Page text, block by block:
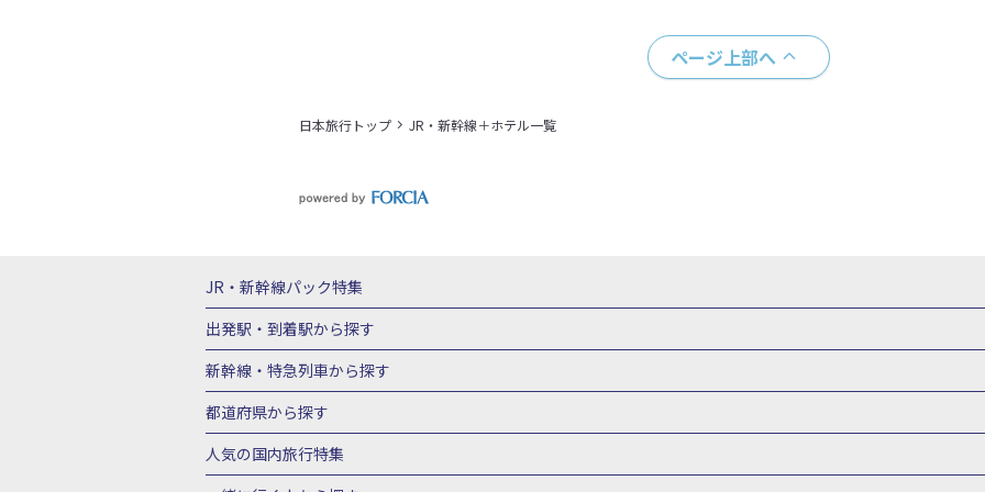
ページ上部へ
日本旅行トップ JR・新幹線＋ホテル一覧
JR・新幹線パック特集
JR・新幹線＋ホテルパック
出発駅・到着駅から探す
秋田⇔東京 新幹線パック
富山⇔東京 新幹線パック
東京→青森 新幹線パック 東京→仙台 新幹線パック 東京 新幹線パック
東京→
東京→新潟 新幹線パック
東京⇔軽井沢 新幹線パック 東京→長野 新幹線パック
東京→名古屋 新幹線パッ
東京→京都 新幹線パック
新幹線・特急列車から探す
北海道新幹線 旅行
上越新幹線 旅行
山陽新幹線 旅行 九州新幹線 旅行 西九州新幹線 旅行 特急サンダーバード 旅行
都道府県から探す
北海道旅行・ツアー
山形旅行・ツアー
福島旅行・ツアー 関東 東京旅行・ツアー 神奈川旅行・ツアー 埼玉旅行・ツアー
人気の国内旅行特集